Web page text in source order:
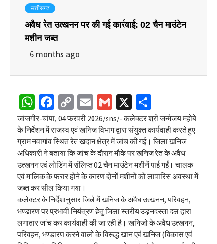
छत्तीसगढ़
अवैध रेत उत्खनन पर की गई कार्रवाई: 02 चैन माउंटेन
मशीन जब्त
6 months ago
WhatsApp
Facebook
Copy
Link
EmailGmail
X
जांजगीर-चांपा, 04 फरवरी 2026/sns/- कलेक्टर श्री जन्मेजय महोबे
के निर्देशन में राजस्व एवं खनिज विभाग द्वारा संयुक्त कार्यवाही करते हुए
ग्राम नवागांव स्थित रेत खदान क्षेत्र में जांच की गई। जिला खनिज
अधिकारी ने बताया कि जांच के दौरान मौके पर खनिज रेत के अवैध
उत्खनन एवं लोडिंग में संलिप्त 02 चैन माउंटेन मशीनें पाई गईं। चालक
एवं मालिक के फरार होने के कारण दोनों मशीनों को लावारिस अवस्था में
जब्त कर सील किया गया।
कलेक्टर के निर्देशानुसार जिले में खनिज के अवैध उत्खनन, परिवहन,
भण्डारण पर प्रभावी नियंत्रण हेतु जिला स्तरीय उड़नदस्ता दल द्वारा
लगातार जांच कर कार्यवाही की जा रही है। खनिजो के अवैध उत्खनन,
परिवहन, भण्डारण करने वालो के विरूद्ध खान एवं खनिज (विकास एवं